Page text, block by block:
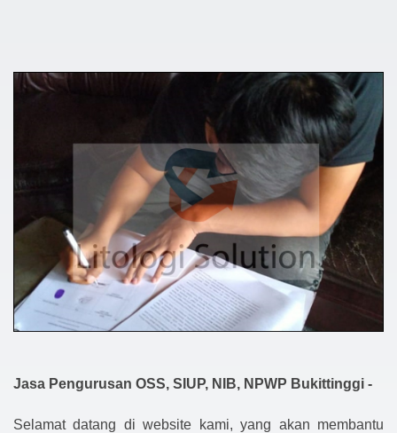
Jasa Pengurusan OSS, SIUP, NIB, NPWP Bukittinggi -
Selamat datang di website kami, yang akan membantu